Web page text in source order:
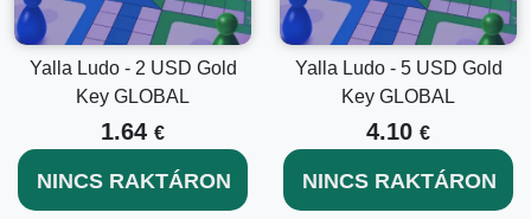
Yalla Ludo - 2 USD Gold
Key GLOBAL
1.64 €
NINCS RAKTÁRON
Yalla Ludo - 5 USD Gold
Key GLOBAL
4.10 €
NINCS RAKTÁRON